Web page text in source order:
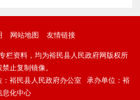
网站地图 友情链接
栏资料，均为裕民县人民政府网版权所
止复制镜像。
裕民县人民政府办公室 承办单位：裕
息化中心